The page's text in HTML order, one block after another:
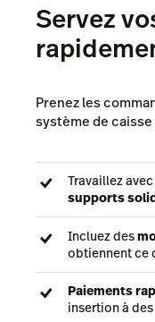
Servez
Prenez les
système de
Travaillez
supports
Incluez des
obtiennent ce
Paiements
insertion à